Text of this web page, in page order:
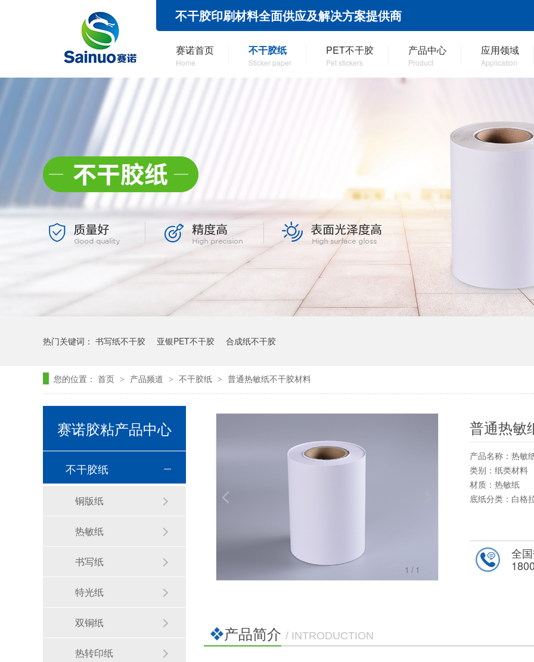
不干胶印刷材料全面供应及解决方案提供商
赛诺首页
Home
不干胶纸
Sticker paper
PET不干胶
Pet stickers
产品中心
Product
应用领域
Application
热门关键词： 书写纸不干胶 亚银PET不干胶 合成纸不干胶
您的位置： 首页 > 产品频道 > 不干胶纸 > 普通热敏纸不干胶材料
1 /1
普通热敏
产品名称：热敏
类别：纸类材料
材质：热敏纸
底纸分类：白格
全
产品简介 / INTRODUCTION
赛诺胶粘产品中心
不干胶纸
铜版纸
热敏纸
书写纸
特光纸
双铜纸
热转印纸